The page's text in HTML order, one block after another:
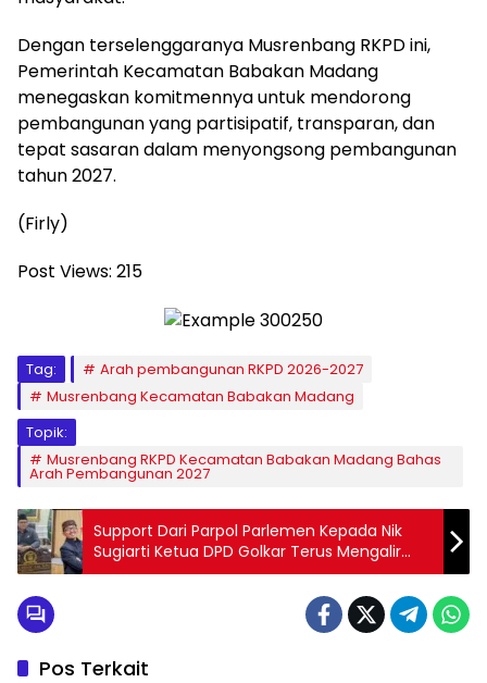
Dengan terselenggaranya Musrenbang RKPD ini,
Pemerintah Kecamatan Babakan Madang
menegaskan komitmennya untuk mendorong
pembangunan yang partisipatif, transparan, dan
tepat sasaran dalam menyongsong pembangunan
tahun 2027.
(Firly)
Post Views: 215
Tag:
Arah pembangunan RKPD 2026-2027
Musrenbang Kecamatan Babakan Madang
Topik:
Musrenbang RKPD Kecamatan Babakan Madang Bahas
Arah Pembangunan 2027
Support Dari Parpol Parlemen Kepada Nik
Sugiarti Ketua DPD Golkar Terus Mengalir
Untuk Membangun Pasuruan Yang Lebih
Pos Terkait